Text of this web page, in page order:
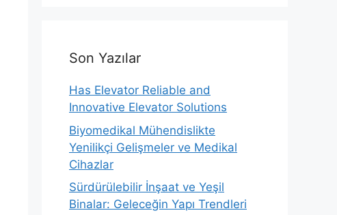
Son Yazılar
Has Elevator Reliable and
Innovative Elevator Solutions
Biyomedikal Mühendislikte
Yenilikçi Gelişmeler ve Medikal
Cihazlar
Sürdürülebilir İnşaat ve Yeşil
Binalar: Geleceğin Yapı Trendleri